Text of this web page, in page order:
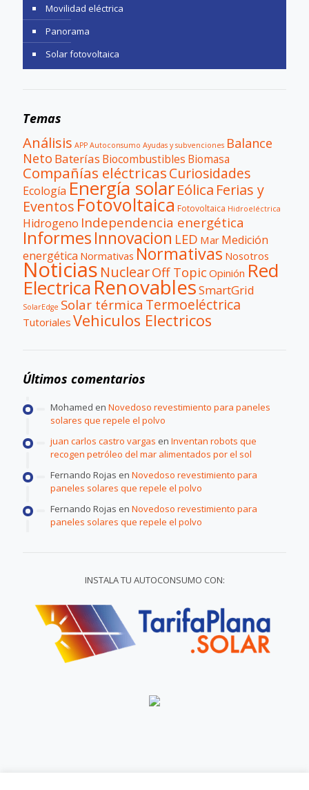
Movilidad eléctrica
Panorama
Solar fotovoltaica
Temas
Análisis APP Autoconsumo Ayudas y subvenciones Balance
Neto Baterías Biocombustibles Biomasa
Compañías eléctricasCuriosidades
Ecología Energía solarEólica Ferias y
Eventos Fotovoltaica Fotovoltaica Hidroeléctrica
Hidrogeno Independencia energética
InformesInnovacion LED Mar Medición
energética Normativas Normativas Nosotros
Noticias NuclearOff Topic Opinión Red
ElectricaRenovablesSmartGrid
SolarEdge Solar térmica Termoeléctrica
Tutoriales Vehiculos Electricos
Últimos comentarios
Mohamed en Novedoso revestimiento para paneles
solares que repele el polvo
juan carlos castro vargas en Inventan robots que
recogen petróleo del mar alimentados por el sol
Fernando Rojas en Novedoso revestimiento para
paneles solares que repele el polvo
Fernando Rojas en Novedoso revestimiento para
paneles solares que repele el polvo
INSTALA TU AUTOCONSUMO CON: